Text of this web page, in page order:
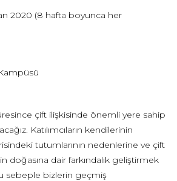
2020 (8 hafta boyunca her
çift ilişkisinde önemli yere sahip
Katılımcıların kendilerinin
tutumlarının nedenlerine ve çift
doğasına dair farkındalık geliştirmek
sebeple bizlerin geçmiş